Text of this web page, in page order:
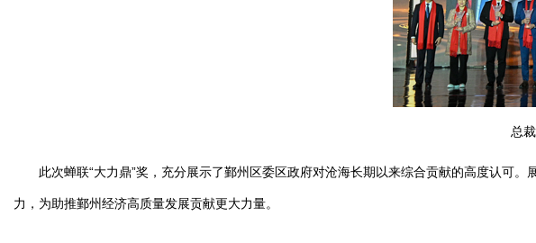
总
此次蝉联“大力鼎”奖，充分展示了鄞州区委区政府对沧海长期以来综合贡献的高度认可
力，为助推鄞州经济高质量发展贡献更大力量。